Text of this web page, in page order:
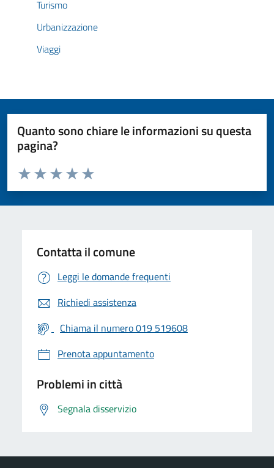
Turismo
Urbanizzazione
Viaggi
Quanto sono chiare le informazioni su questa
pagina?
Valuta da 1 a 5 stelle la pagina
Valuta 5 stelle su 5
Valuta 4 stelle su 5
Valuta 3 stelle su 5
Valuta 2 stelle su 5
Valuta 1 stelle su 5
Contatta il comune
Leggi le domande frequenti
Richiedi assistenza
Chiama il numero 019 519608
Prenota appuntamento
Problemi in città
Segnala disservizio